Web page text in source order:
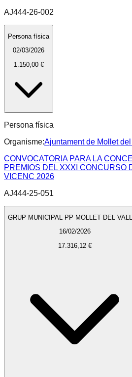
AJ444-26-002
Persona física
02/03/2026
1.150,00 €
Persona física
Organisme:Ajuntament de Mollet
CONVOCATORIA PARA LA
PREMIOS DEL XXXI CONCURSO
VICENC 2026
AJ444-25-051
GRUP MUNICIPAL PP MOLLET DEL
16/02/2026
17.316,12 €